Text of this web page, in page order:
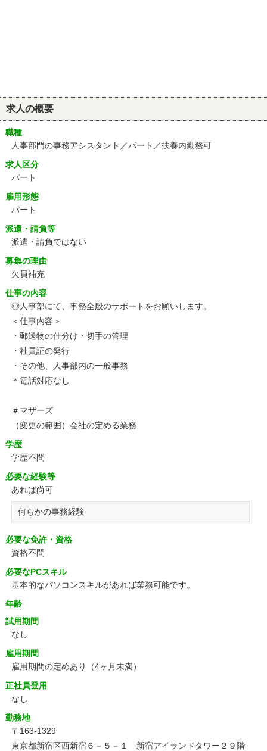
求人の概要
職種
人事部門の事務アシスタント／パート／扶養内勤務可
求人区分
パート
雇用形態
パート
派遣・請負等
派遣・請負ではない
募集の理由
欠員補充
仕事の内容
◎人事部にて、事務全般のサポートをお願いします。
＜仕事内容＞
・郵送物の仕分け・切手の管理
・社員証の発行
・その他、人事部内の一般事務
＊電話対応なし
＃マザーズ
（変更の範囲）会社の定める業務
学歴
学歴不問
必要な経験等
あれば尚可
何らかの事務経験
必要な免許・資格
資格不問
必要なPCスキル
基本的なパソコンスキルがあれば業務可能です。
年齢
試用期間
なし
雇用期間
雇用期間の定めあり（4ヶ月未満）
正社員登用
なし
勤務地
〒163-1329
東京都新宿区西新宿６－５－１ 新宿アイランドタワー２９階